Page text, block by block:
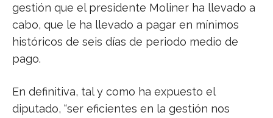
gestión que el presidente Moliner ha llevado a
cabo, que le ha llevado a pagar en mínimos
históricos de seis días de periodo medio de
pago.
En definitiva, tal y como ha expuesto el
diputado, “ser eficientes en la gestión nos